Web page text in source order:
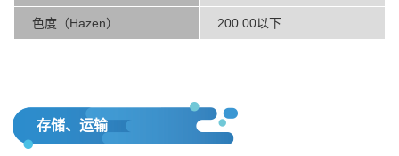
色度（Hazen） 200.00以下
存储、运输